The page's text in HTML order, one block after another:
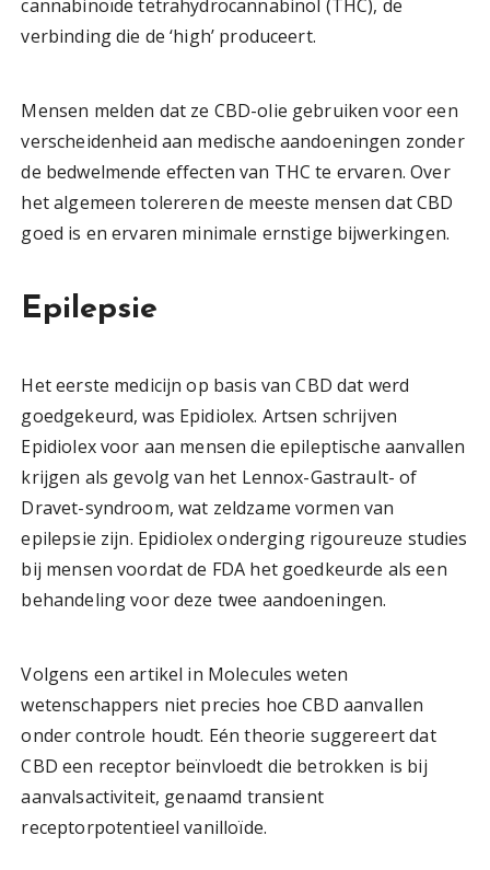
cannabinoïde tetrahydrocannabinol (THC), de
verbinding die de ‘high’ produceert.
Mensen melden dat ze CBD-olie gebruiken voor een
verscheidenheid aan medische aandoeningen zonder
de bedwelmende effecten van THC te ervaren. Over
het algemeen tolereren de meeste mensen dat CBD
goed is en ervaren minimale ernstige bijwerkingen.
Epilepsie
Het eerste medicijn op basis van CBD dat werd
goedgekeurd, was Epidiolex. Artsen schrijven
Epidiolex voor aan mensen die epileptische aanvallen
krijgen als gevolg van het Lennox-Gastrault- of
Dravet-syndroom, wat zeldzame vormen van
epilepsie zijn. Epidiolex onderging rigoureuze studies
bij mensen voordat de FDA het goedkeurde als een
behandeling voor deze twee aandoeningen.
Volgens een artikel in Molecules weten
wetenschappers niet precies hoe CBD aanvallen
onder controle houdt. Eén theorie suggereert dat
CBD een receptor beïnvloedt die betrokken is bij
aanvalsactiviteit, genaamd transient
receptorpotentieel vanilloïde.